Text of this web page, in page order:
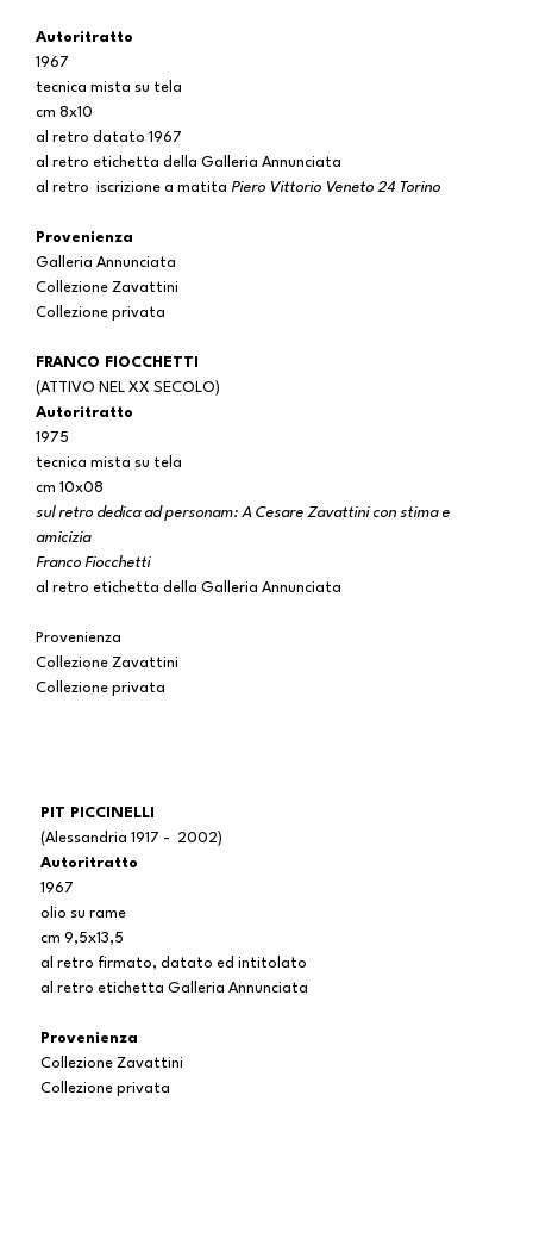
Autoritratto
1967
tecnica mista su tela
cm 8x10
al retro datato 1967
al retro etichetta della Galleria Annunciata
al retro iscrizione a matita Piero Vittorio Veneto 24 Torino
Provenienza
Galleria Annunciata
Collezione Zavattini
Collezione privata
FRANCO FIOCCHETTI
(ATTIVO NEL XX SECOLO)
Autoritratto
1975
tecnica mista su tela
cm 10x08
sul retro dedica ad personam: A Cesare Zavattini con stima e
amicizia
Franco Fiocchetti
al retro etichetta della Galleria Annunciata
Provenienza
Collezione Zavattini
Collezione privata
PIT PICCINELLI
(Alessandria 1917 - 2002)
Autoritratto
1967
olio su rame
cm 9,5x13,5
al retro firmato, datato ed intitolato
al retro etichetta Galleria Annunciata
Provenienza
Collezione Zavattini
Collezione privata